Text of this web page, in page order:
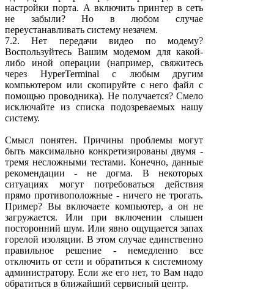
настройки порта. А включить принтер в сеть
не забыли? Но в любом случае
переустанавливать систему незачем.
7.2. Нет передачи видео по модему?
Воспользуйтесь Вашим модемом для какой-
либо иной операции (например, свяжитесь
через HyperTerminal с любым другим
компьютером или скопируйте с него файл с
помощью проводника). Не получается? Смело
исключайте из списка подозреваемых нашу
систему.
Смысл понятен. Причины проблемы могут
быть максимально конкретизированы двумя -
тремя несложными тестами. Конечно, данные
рекомендации - не догма. В некоторых
ситуациях могут потребоваться действия
прямо противоположные - ничего не трогать.
Пример? Вы включаете компьютер, а он не
загружается. Или при включении слышен
посторонний шум. Или явно ощущается запах
горелой изоляции. В этом случае единственно
правильное решение - немедленно все
отключить от сети и обратиться к системному
администратору. Если же его нет, то Вам надо
обратиться в ближайший сервисный центр.